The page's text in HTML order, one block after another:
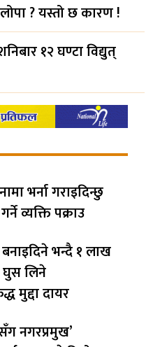
? यस्तो छ कारण !
१२ घण्टा विद्युत्
भर्ना गराइदिन्छु
व्यक्ति पक्राउ
भन्दै १ लाख
घुस लिने
मुद्दा दायर
नगरप्रमुख’